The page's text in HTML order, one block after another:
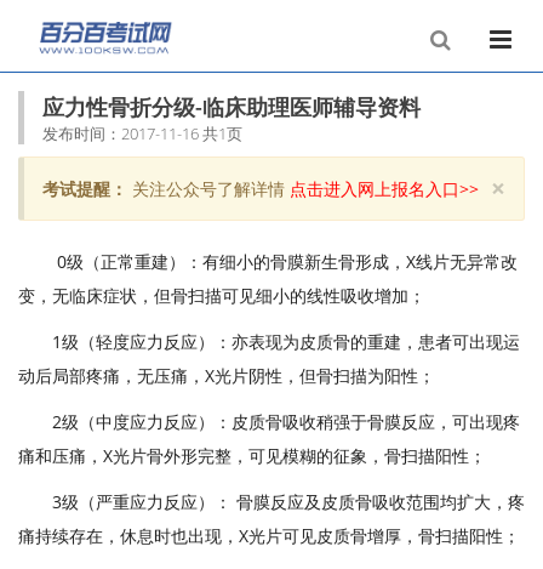
应力性骨折分级-临床助理医师辅导资料
发布时间：2017-11-16 共1页
×
考试提醒： 关注公众号了解详情 点击进入网上报名入口>>
0级（正常重建）：有细小的骨膜新生骨形成，X线片无异常改
变，无临床症状，但骨扫描可见细小的线性吸收增加；
1级（轻度应力反应）：亦表现为皮质骨的重建，患者可出现运
动后局部疼痛，无压痛，X光片阴性，但骨扫描为阳性；
2级（中度应力反应）：皮质骨吸收稍强于骨膜反应，可出现疼
痛和压痛，X光片骨外形完整，可见模糊的征象，骨扫描阳性；
3级（严重应力反应）： 骨膜反应及皮质骨吸收范围均扩大，疼
痛持续存在，休息时也出现，X光片可见皮质骨增厚，骨扫描阳性；